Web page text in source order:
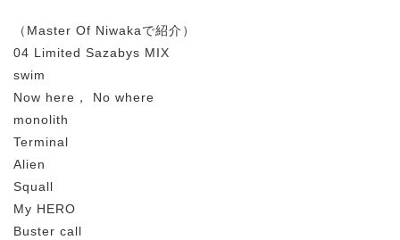
（Master Of Niwakaで紹介）
04 Limited Sazabys MIX
swim
Now here， No where
monolith
Terminal
Alien
Squall
My HERO
Buster call